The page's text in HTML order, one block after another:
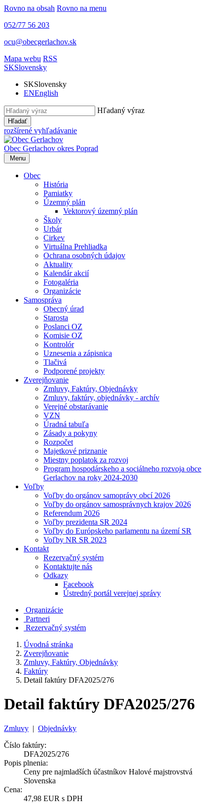
Rovno na obsah Rovno na menu
052/77 56 203
ocu@obecgerlachov.sk
Mapa webu RSS
SKSlovensky
SKSlovensky
ENEnglish
Hľadaný výraz
Hľadať
rozšírené vyhľadávanie
Obec Gerlachov okres Poprad
Menu
Obec
História
Pamiatky
Územný plán
Vektorový územný plán
Školy
Urbár
Cirkev
Virtuálna Prehliadka
Ochrana osobných údajov
Aktuality
Kalendár akcií
Fotogaléria
Organizácie
Samospráva
Obecný úrad
Starosta
Poslanci OZ
Komisie OZ
Kontrolór
Uznesenia a zápisnica
Tlačivá
Podporené projekty
Zverejňovanie
Zmluvy, Faktúry, Objednávky
Zmluvy, faktúry, objednávky - archív
Verejné obstarávanie
VZN
Úradná tabuľa
Zásady a pokyny
Rozpočet
Majetkové priznanie
Miestny poplatok za rozvoj
Program hospodárskeho a sociálneho rozvoja obce
Gerlachov na roky 2024-2030
Voľby
Voľby do orgánov samoprávy obcí 2026
Voľby do orgánov samosprávnych krajov 2026
Referendum 2026
Voľby prezidenta SR 2024
Voľby do Európskeho parlamentu na území SR
Voľby NR SR 2023
Kontakt
Rezervačný systém
Kontaktujte nás
Odkazy
Facebook
Ústredný portál verejnej správy
Organizácie
Partneri
Rezervačný systém
Úvodná stránka
Zverejňovanie
Zmluvy, Faktúry, Objednávky
Faktúry
Detail faktúry DFA2025/276
Detail faktúry DFA2025/276
Zmluvy | Objednávky
Číslo faktúry:
DFA2025/276
Popis plnenia:
Ceny pre najmladších účastníkov Halové majstrovstvá
Slovenska
Cena:
47,98 EUR s DPH